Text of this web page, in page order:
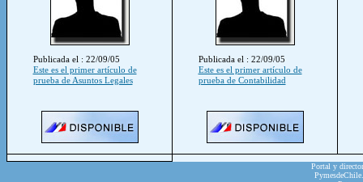
Publicada el : 22/09/05
Este es el primer artículo de
prueba de Asuntos Legales
Publicada el : 22/09/05
Este es el primer artículo de
prueba de Contabilidad
Portal y